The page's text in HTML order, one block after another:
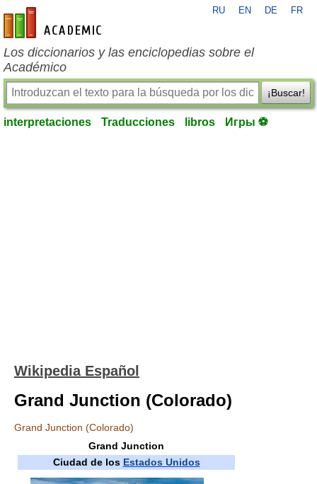
es-academic.com
RU EN DE FR
Los diccionarios y las enciclopedias sobre el
Académico
¡Buscar!
interpretaciones Traducciones libros Игры ⚽
Wikipedia Español
Grand Junction (Colorado)
Grand Junction (Colorado)
Grand Junction
Ciudad de los Estados Unidos